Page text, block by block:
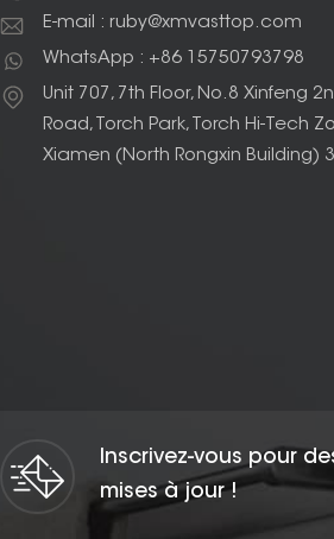
E-mail : ruby@xmvasttop.com
WhatsApp : +86 15750793798
Unit 707, 7th Floor, No.8 Xinfeng
Road, Torch Park, Torch Hi-Tech
Xiamen (North Rongxin Building)
Inscrivez-vous pour
mises à jour !